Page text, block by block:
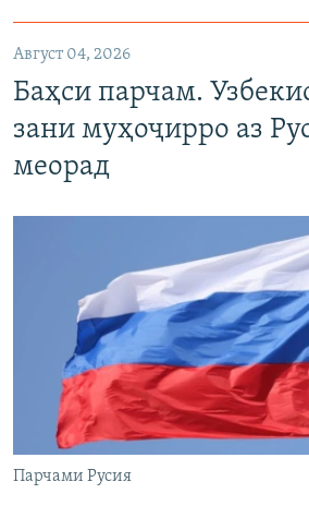
Август 04, 2026
Баҳси парчам.
зани муҳоҷирро аз
меорад
Парчами Русия